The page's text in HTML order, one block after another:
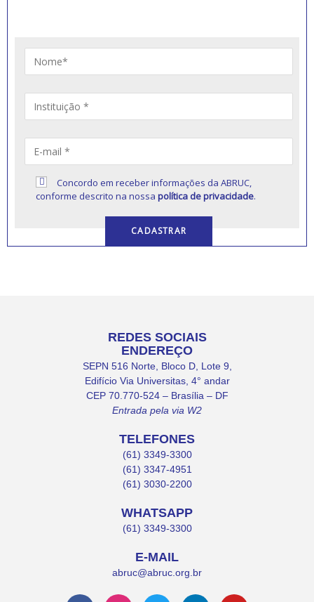
Concordo em receber informações da ABRUC,
conforme descrito na nossapolítica de privacidade.
REDES SOCIAIS
ENDEREÇO
SEPN 516 Norte, Bloco D, Lote 9,
Edifício Via Universitas, 4° andar
CEP 70.770-524 – Brasília – DF
Entrada pela via W2
TELEFONES
(61) 3349-3300
(61) 3347-4951
(61) 3030-2200
WHATSAPP
(61) 3349-3300
E-MAIL
abruc@abruc.org.br